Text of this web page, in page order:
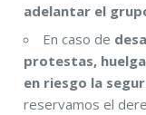
adelantar el
En caso de
protestas,
en riesgo la
reservamos el